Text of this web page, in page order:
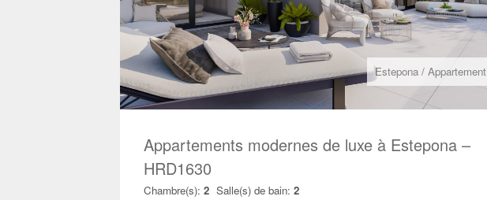
Estepona / Appartement
Appartements modernes de luxe à Estepona –
HRD1630
Chambre(s): 2 Salle(s) de bain: 2